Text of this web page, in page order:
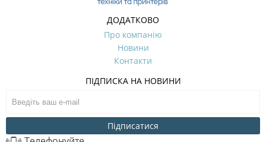
ДОДАТКОВО
Про компанію
Новини
Контакти
ПІДПИСКА НА НОВИНИ
Підписатися